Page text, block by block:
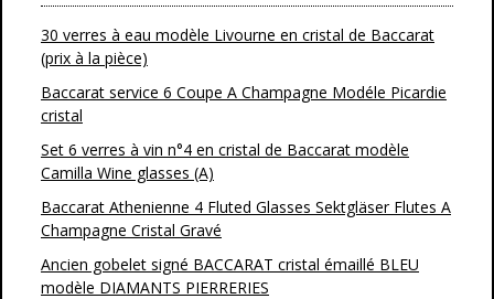
30 verres à eau modèle Livourne en cristal de Baccarat
(prix à la pièce)
Baccarat service 6 Coupe A Champagne Modéle Picardie
cristal
Set 6 verres à vin n°4 en cristal de Baccarat modèle
Camilla Wine glasses (A)
Baccarat Athenienne 4 Fluted Glasses Sektgläser Flutes A
Champagne Cristal Gravé
Ancien gobelet signé BACCARAT cristal émaillé BLEU
modèle DIAMANTS PIERRERIES